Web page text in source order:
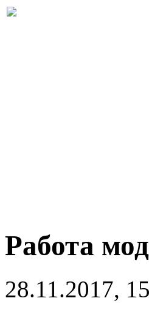
Работа
28.11.2017,